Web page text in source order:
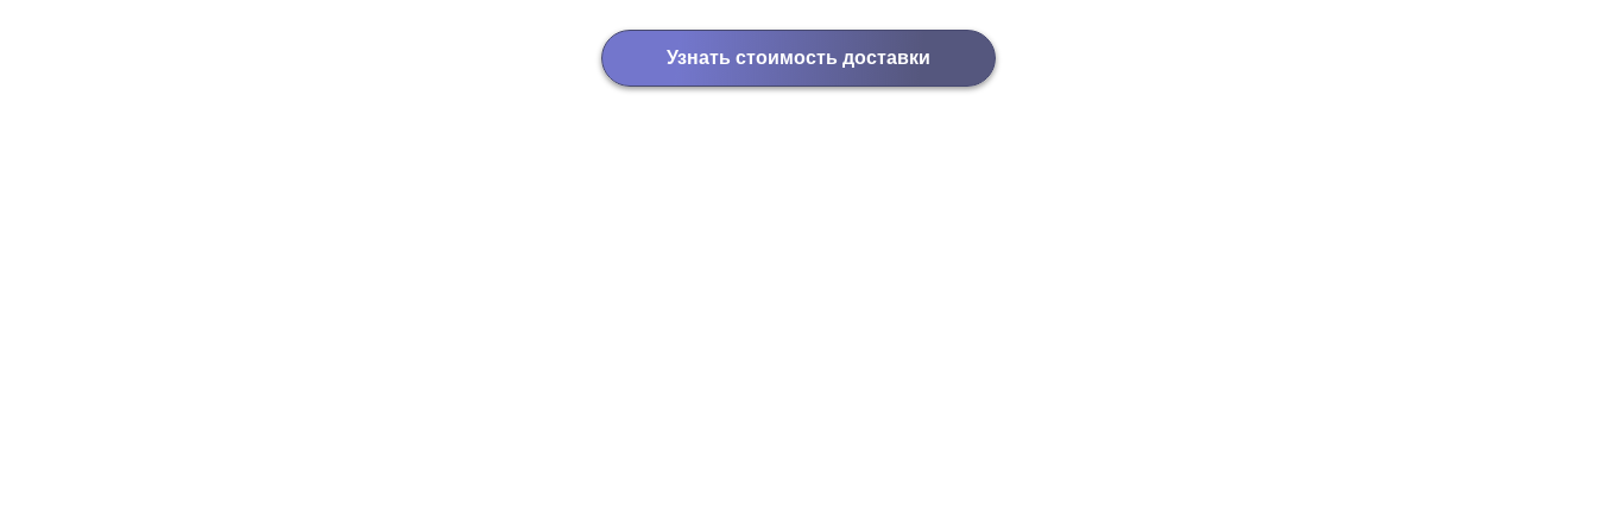
Узнать стоимость доставки